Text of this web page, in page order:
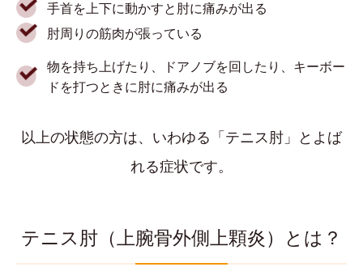
手首を上下に動かすと肘に痛みが出る
肘周りの筋肉が張っている
物を持ち上げたり、ドアノブを回したり、キーボー
ドを打つときに肘に痛みが出る
以上の状態の方は、いわゆる「テニス肘」とよば
れる症状です。
テニス肘（上腕骨外側上顆炎）とは？